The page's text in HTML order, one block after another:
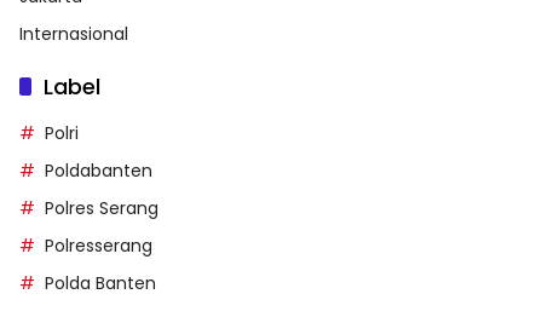
Internasional
Label
Polri
Poldabanten
Polres Serang
Polresserang
Polda Banten